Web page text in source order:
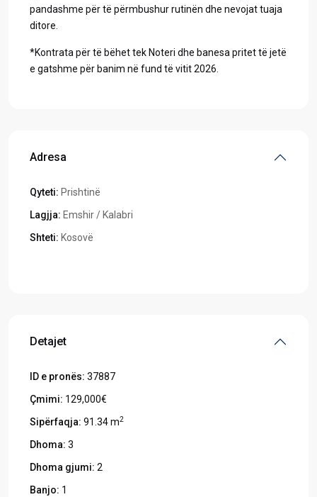
pandashme për të përmbushur rutinën dhe nevojat tuaja
ditore.
*Kontrata për të bëhet tek Noteri dhe banesa pritet të jetë
e gatshme për banim në fund të vitit 2026.
Adresa
Qyteti: Prishtinë
Lagjja: Emshir / Kalabri
Shteti: Kosovë
Detajet
ID e pronës: 37887
Çmimi: 129,000€
Sipërfaqja: 91.34 m2
Dhoma: 3
Dhoma gjumi: 2
Banjo: 1